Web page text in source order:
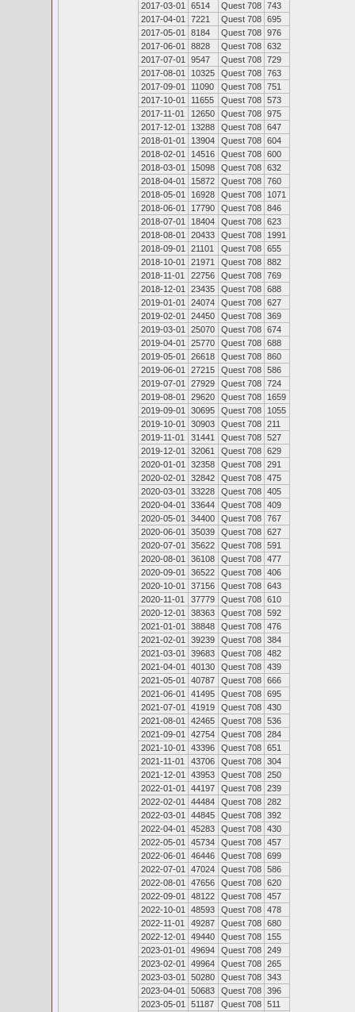
2017-03-01
6514 Quest 708 743
2017-04-01
7221 Quest 708 695
2017-05-01
8184 Quest 708 976
2017-06-01
8828 Quest 708 632
2017-07-01
9547 Quest 708 729
2017-08-01
10325 Quest 708 763
2017-09-01
11090 Quest 708 751
2017-10-01
11655 Quest 708 573
2017-11-01
12650 Quest 708 975
2017-12-01
13288 Quest 708 647
2018-01-01
13904 Quest 708 604
2018-02-01
14516 Quest 708 600
2018-03-01
15098 Quest 708 632
2018-04-01
15872 Quest 708 760
2018-05-01
16928 Quest 708
1071
2018-06-01
17790 Quest 708 846
2018-07-01
18404 Quest 708 623
2018-08-01
20433 Quest 708
1991
2018-09-01
21101 Quest 708 655
2018-10-01
21971 Quest 708 882
2018-11-01
22756 Quest 708 769
2018-12-01
23435 Quest 708 688
2019-01-01
24074 Quest 708 627
2019-02-01
24450 Quest 708 369
2019-03-01
25070 Quest 708 674
2019-04-01
25770 Quest 708 688
2019-05-01
26618 Quest 708 860
2019-06-01
27215 Quest 708 586
2019-07-01
27929 Quest 708 724
2019-08-01
29620 Quest 708
1659
2019-09-01
30695 Quest 708
1055
2019-10-01
30903 Quest 708 211
2019-11-01
31441 Quest 708 527
2019-12-01
32061 Quest 708 629
2020-01-01
32358 Quest 708 291
2020-02-01
32842 Quest 708 475
2020-03-01
33228 Quest 708 405
2020-04-01
33644 Quest 708 409
2020-05-01
34400 Quest 708 767
2020-06-01
35039 Quest 708 627
2020-07-01
35622 Quest 708 591
2020-08-01
36108 Quest 708 477
2020-09-01
36522 Quest 708 406
2020-10-01
37156 Quest 708 643
2020-11-01
37779 Quest 708 610
2020-12-01
38363 Quest 708 592
2021-01-01
38848 Quest 708 476
2021-02-01
39239 Quest 708 384
2021-03-01
39683 Quest 708 482
2021-04-01
40130 Quest 708 439
2021-05-01
40787 Quest 708 666
2021-06-01
41495 Quest 708 695
2021-07-01
41919 Quest 708 430
2021-08-01
42465 Quest 708 536
2021-09-01
42754 Quest 708 284
2021-10-01
43396 Quest 708 651
2021-11-01
43706 Quest 708 304
2021-12-01
43953 Quest 708 250
2022-01-01
44197 Quest 708 239
2022-02-01
44484 Quest 708 282
2022-03-01
44845 Quest 708 392
2022-04-01
45283 Quest 708 430
2022-05-01
45734 Quest 708 457
2022-06-01
46446 Quest 708 699
2022-07-01
47024 Quest 708 586
2022-08-01
47656 Quest 708 620
2022-09-01
48122 Quest 708 457
2022-10-01
48593 Quest 708 478
2022-11-01
49287 Quest 708 680
2022-12-01
49440 Quest 708
155
2023-01-01
49694 Quest 708 249
2023-02-01
49964 Quest 708 265
2023-03-01
50280 Quest 708 343
2023-04-01
50683 Quest 708 396
2023-05-01
51187 Quest 708 511